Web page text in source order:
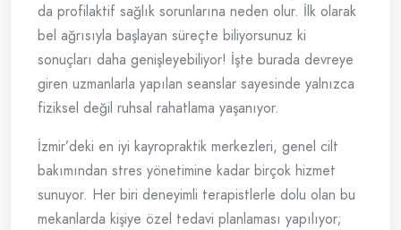
da profilaktif sağlık sorunlarına neden olur. İlk olarak
bel ağrısıyla başlayan süreçte biliyorsunuz ki
sonuçları daha genişleyebiliyor! İşte burada devreye
giren uzmanlarla yapılan seanslar sayesinde yalnızca
fiziksel değil ruhsal rahatlama yaşanıyor.
İzmir’deki en iyi kayropraktik merkezleri, genel cilt
bakımından stres yönetimine kadar birçok hizmet
sunuyor. Her biri deneyimli terapistlerle dolu olan bu
mekanlarda kişiye özel tedavi planlaması yapılıyor;